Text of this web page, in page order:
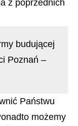
z poprzednich
budującej
Poznań –
Państwu
możemy